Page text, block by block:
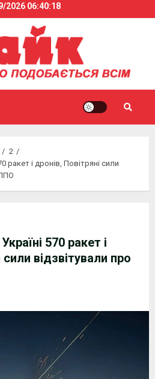
2026 06:40:18
2
ракет і дронів, Повітряні сили
570 ракет і
сили відзвітували про